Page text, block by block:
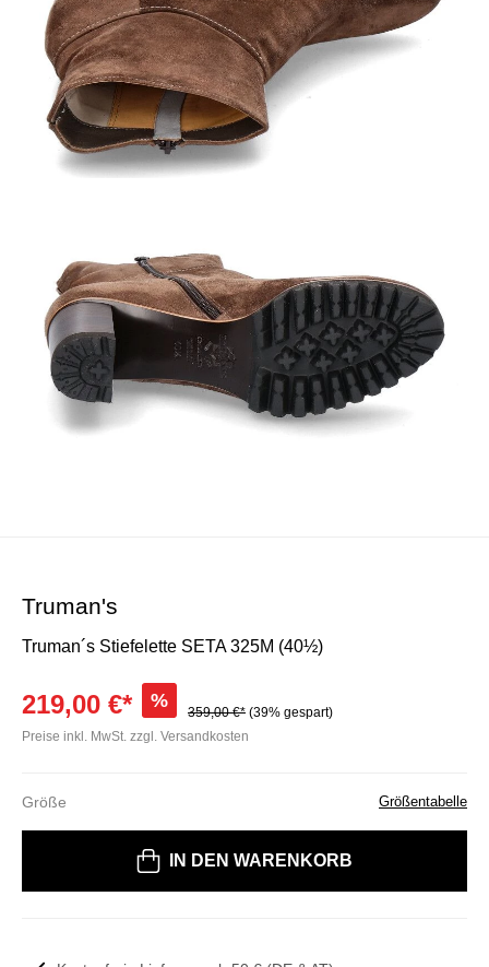
Truman's
Truman´s Stiefelette SETA 325M (40½)
219,00 €* %
359,00 €* (39% gespart)
Preise inkl. MwSt. zzgl. Versandkosten
Größe Größentabelle
IN DEN WARENKORB